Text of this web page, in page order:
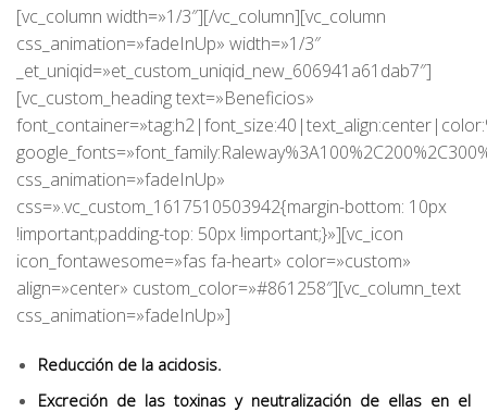
[vc_column width=»1/3″][/vc_column][vc_column
css_animation=»fadeInUp» width=»1/3″
_et_uniqid=»et_custom_uniqid_new_606941a61dab7″]
[vc_custom_heading text=»Beneficios»
css_animation=»fadeInUp»
css=».vc_custom_1617510503942{margin-bottom: 10px
!important;padding-top: 50px !important;}»][vc_icon
icon_fontawesome=»fas fa-heart» color=»custom»
align=»center» custom_color=»#861258″][vc_column_text
css_animation=»fadeInUp»]
Reducción de la acidosis.
Excreción de las toxinas y neutralización de ellas en el